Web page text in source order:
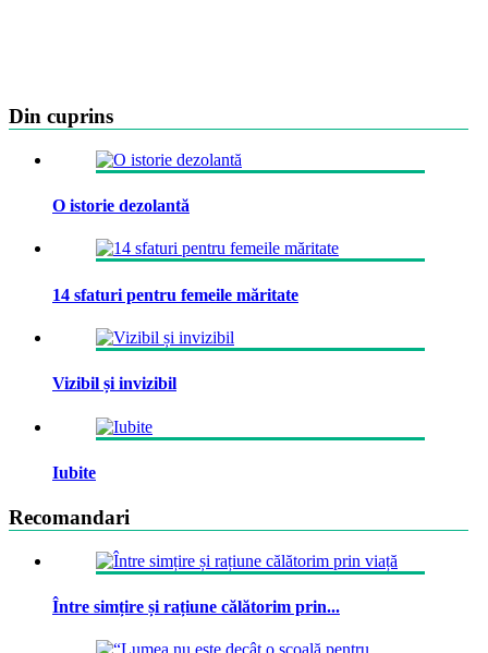
Din cuprins
O istorie dezolantă
14 sfaturi pentru femeile măritate
Vizibil și invizibil
Iubite
Recomandari
Între simțire și rațiune călătorim prin...